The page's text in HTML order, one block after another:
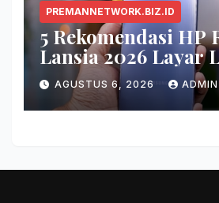
PREMANNETWORK.BIZ.ID
5 Rekomendasi HP
Lansia 2026 Layar
Menu Simpel, dan
Awet
AGUSTUS 6, 2026 ADMIN